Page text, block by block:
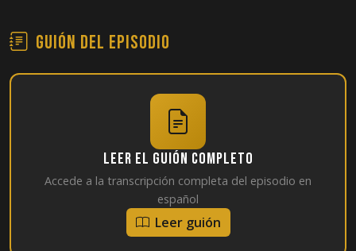
Guión del episodio
Leer el guión completo
Accede a la transcripción completa del episodio en
español
Leer guión